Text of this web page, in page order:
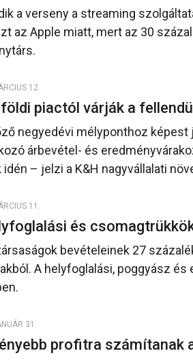
a verseny a streaming
az Apple miatt, mert az 30
12.
piactól várják a
negyedévi mélyponthoz képest
árbevétel- és
idén – jelzi a K&H nagyvállalati
11.
és
bevételeinek 27
A helyfoglalási, poggyász
31.
profitra számítanak